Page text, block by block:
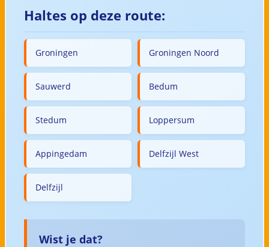
Haltes op deze route:
Groningen Groningen Noord
Sauwerd Bedum
Stedum Loppersum
Appingedam Delfzijl West
Delfzijl
Wist je dat?